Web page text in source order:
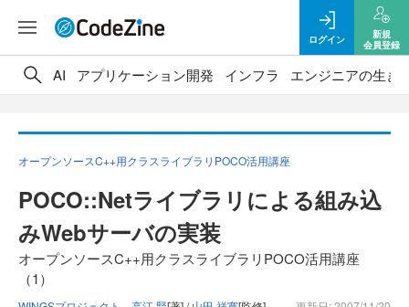
ログイン
新規
会員登録
AI アプリケーション開発 インフラ エンジニアの生き
オープンソースC++用クラスライブラリPOCO活用講座
POCO::Netライブラリによる組み込
みWebサーバの実装
オープンソースC++用クラスライブラリPOCO活用講座
（1）